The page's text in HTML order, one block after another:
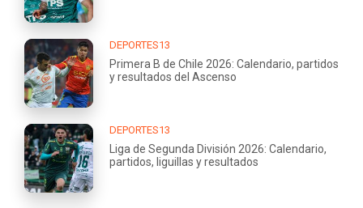
DEPORTES13
Primera B de Chile 2026: Calendario, partidos
y resultados del Ascenso
DEPORTES13
Liga de Segunda División 2026: Calendario,
partidos, liguillas y resultados